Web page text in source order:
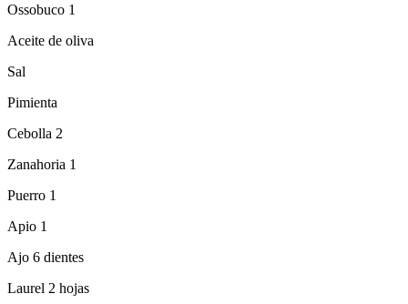
Ossobuco 1
Aceite de oliva
Sal
Pimienta
Cebolla 2
Zanahoria 1
Puerro 1
Apio 1
Ajo 6 dientes
Laurel 2 hojas